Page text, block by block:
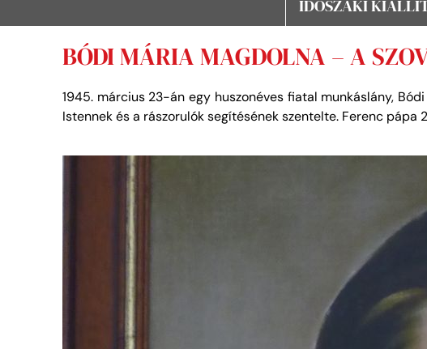
IDŐSZAKI
BÓDI MÁRIA MAGDOLNA – A
1945. március 23-án egy huszonéves fiatal munkáslány,
Istennek és a rászorulók segítésének szentelte. Ferenc